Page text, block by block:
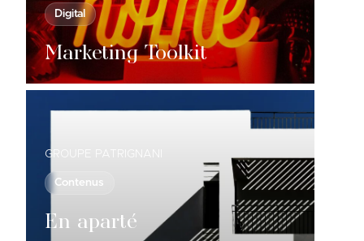
Digital
Marketing Toolkit
GROUPE PATRIGNANI
Contenus
En aparté